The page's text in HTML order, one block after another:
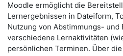
Moodle ermöglicht die
Lernergebnissen in Dateiform,
Nutzung von Abstimmungs-
verschiedene Lernaktivitäten
persönlichen Terminen. Über